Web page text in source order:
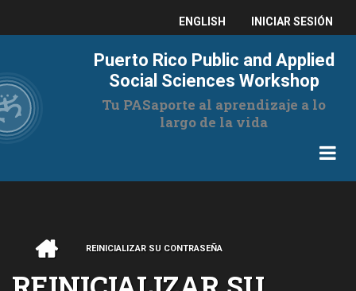
ENGLISH
USER
ACCOUNT
MENU
INICIAR SESIÓN
Puerto Rico Public and Applied
Social Sciences Workshop
Tu PASaporte al aprendizaje a lo
largo de la vida
RUTA
REINICIALIZAR SU CONTRASEÑA